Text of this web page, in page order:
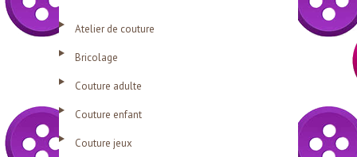
Atelier de couture
Bricolage
Couture adulte
Couture enfant
Couture jeux